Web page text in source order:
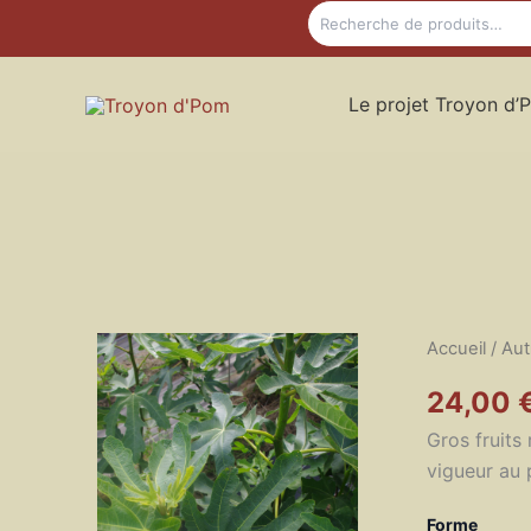
Rechercher
Le projet Troyon
Accueil /
24,00
Gros fruits
vigueur au
Forme